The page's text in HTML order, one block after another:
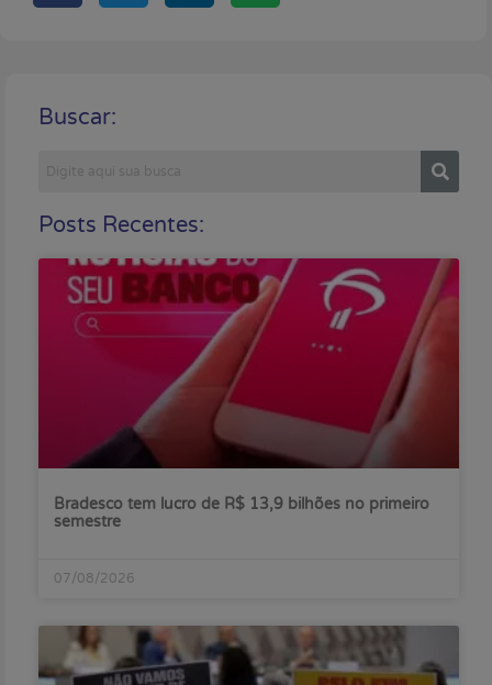
Buscar:
Posts Recentes:
Bradesco tem lucro de R$ 13,9 bilhões no primeiro
semestre
07/08/2026